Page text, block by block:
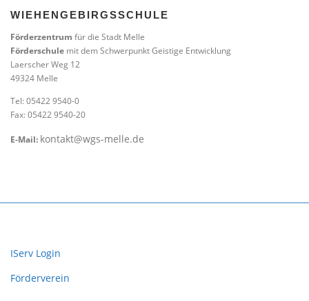
WIEHENGEBIRGSSCHULE
Förderzentrum für die Stadt Melle
Förderschule mit dem Schwerpunkt Geistige Entwicklung
Laerscher Weg 12
49324 Melle
Tel: 05422 9540-0
Fax: 05422 9540-20
E-Mail: kontakt@wgs-melle.de
IServ Login
Förderverein